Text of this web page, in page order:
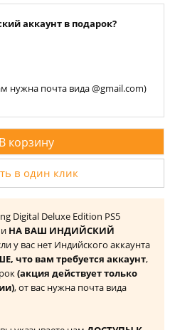
аккаунт в подарок?
нужна почта вида @gmail.com)
В корзину
в один клик
Digital Deluxe Edition PS5
НА ВАШ ИНДИЙСКИЙ
у вас нет Индийского аккаунта
что вам требуется аккаунт,
(акция действует только
, от вас нужна почта вида